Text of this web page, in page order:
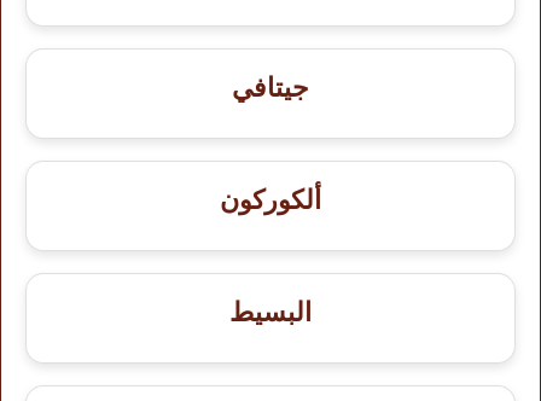
جيتافي
ألكوركون
البسيط